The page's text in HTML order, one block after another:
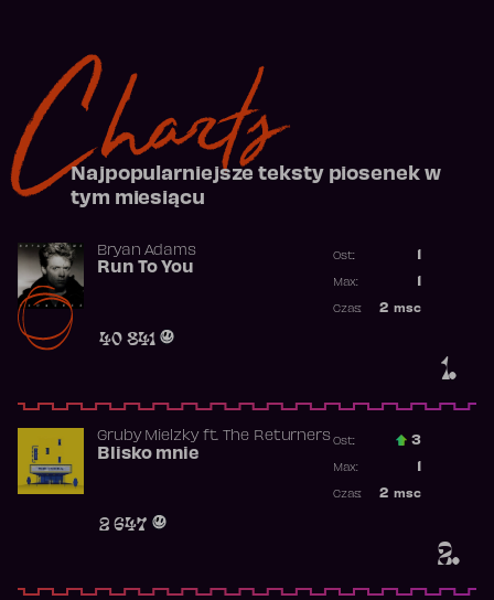
Charts
Najpopularniejsze teksty piosenek w
tym miesiącu
1.
Bryan Adams
Run To You
40 841
Ost.:
Max:
2 msc
Czas:
2.
Gruby Mielzkyft. The Returners
Blisko mnie
2 647
Ost.: 3
Max:
2 msc
Czas: